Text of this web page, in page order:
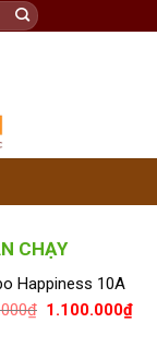
CHẠY
Happiness 10A
₫ Giá
1.100.000₫Giá